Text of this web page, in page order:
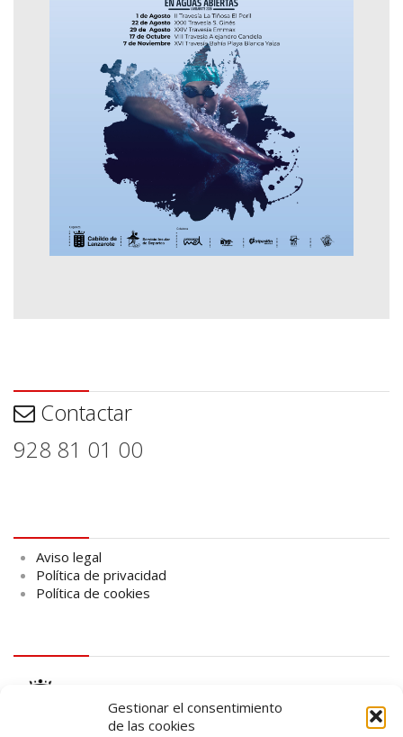
Gestionar el consentimiento
de las cookies
Contactar
928 81 01 00
Aviso legal
Política de privacidad
Política de cookies